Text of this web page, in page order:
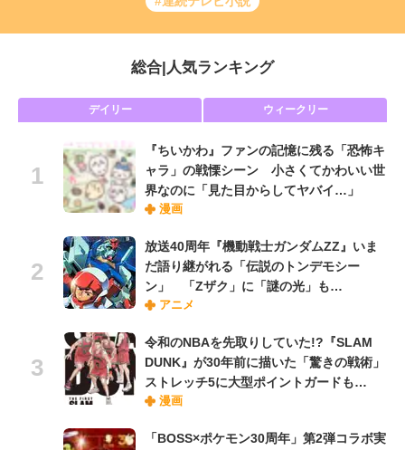
総合 人気ランキング
デイリー ウィークリー
『ちいかわ』ファンの記憶に残る「恐怖キ
ャラ」の戦慄シーン 小さくてかわいい世
界なのに「見た目からしてヤバイ…」
漫画
放送40周年『機動戦士ガンダムZZ』いま
だ語り継がれる「伝説のトンデモシー
ン」 「Zザク」に「謎の光」も…
アニメ
令和のNBAを先取りしていた!?『SLAM
DUNK』が30年前に描いた「驚きの戦術」
ストレッチ5に大型ポイントガードも…
漫画
「BOSS×ポケモン30周年」第2弾コラボ実